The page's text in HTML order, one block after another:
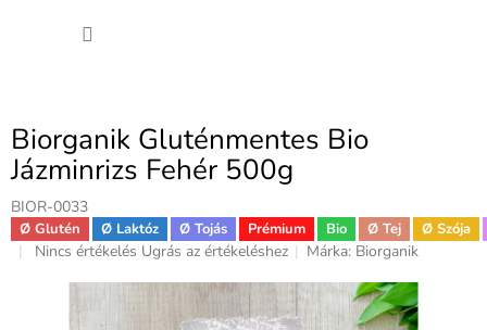
Biorganik Gluténmentes Bio
Jázminrizs Fehér 500g
BIOR-0033
Ø Glutén Ø Laktóz Ø Tojás Prémium Bio Ø Tej Ø Szója
A
Nincs értékelés Ugrás az értékeléshez Márka: Biorganik